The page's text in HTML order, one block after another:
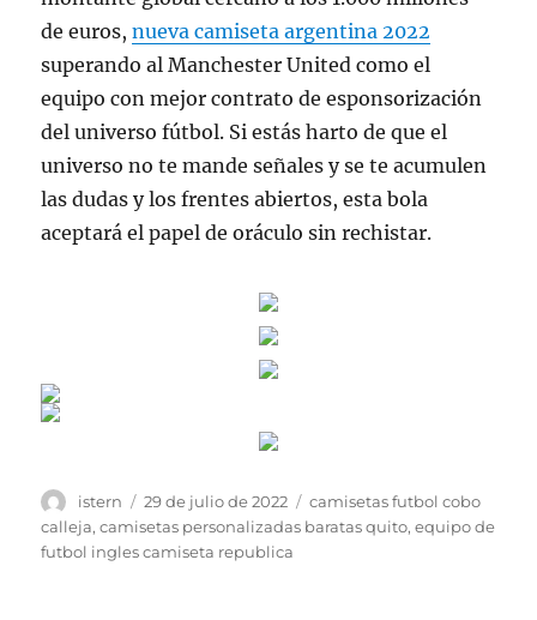
de euros,nueva camiseta argentina 2022
superando al Manchester United como el
equipo con mejor contrato de esponsorización
del universo fútbol. Si estás harto de que el
universo no te mande señales y se te acumulen
las dudas y los frentes abiertos, esta bola
aceptará el papel de oráculo sin rechistar.
Autor
istern
Publicado
el
29 de julio de 2022 Etiquetas
camisetas futbol cobo
calleja,camisetas personalizadas baratas quito,equipo de
futbol ingles camiseta republica